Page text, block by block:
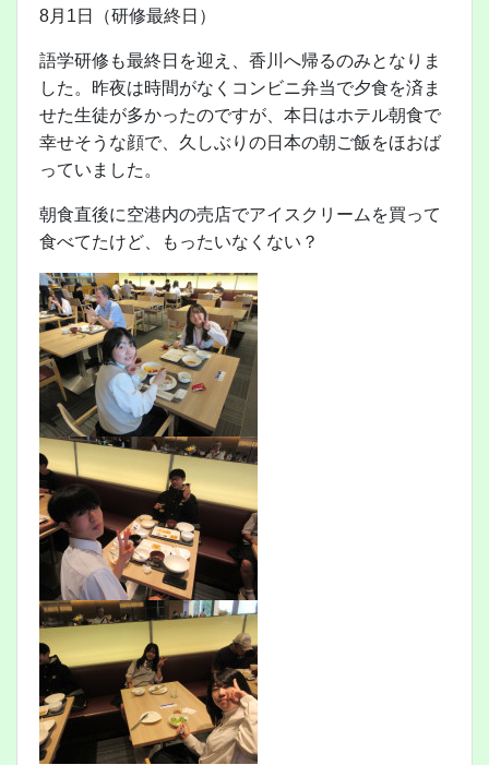
8月1日（研修最終日）
語学研修も最終日を迎え、香川へ帰るのみとなりま
した。昨夜は時間がなくコンビニ弁当で夕食を済ま
せた生徒が多かったのですが、本日はホテル朝食で
幸せそうな顔で、久しぶりの日本の朝ご飯をほおば
っていました。
朝食直後に空港内の売店でアイスクリームを買って
食べてたけど、もったいなくない？